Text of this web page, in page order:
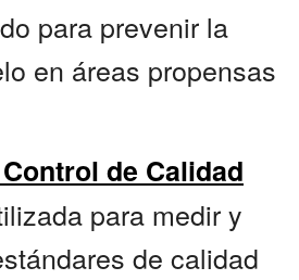
para prevenir la
en áreas propensas
de Calidad
para medir y
de calidad